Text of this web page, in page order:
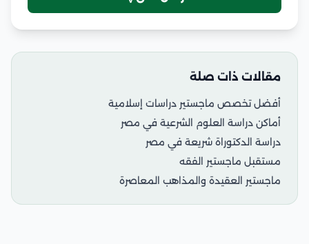
مقالات ذات صلة
أفضل تخصص ماجستير دراسات إسلامية
أماكن دراسة العلوم الشرعية في مصر
دراسة الدكتوراة شريعة في مصر
مستقبل ماجستير الفقه
ماجستير العقيدة والمذاهب المعاصرة